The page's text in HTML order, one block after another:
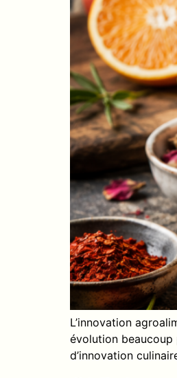
L’innovation
évolution
d’innovation